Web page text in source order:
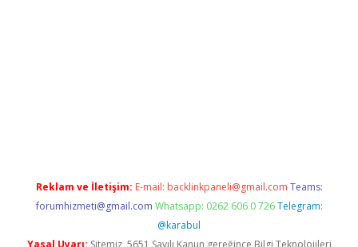
Reklam ve İletişim: E-mail: backlinkpaneli@gmail.com Teams:
forumhizmeti@gmail.com Whatsapp: 0262 606 0 726 Telegram:
@karabul
Yasal Uyarı: Sitemiz, 5651 Sayılı Kanun gereğince Bilgi Teknolojileri